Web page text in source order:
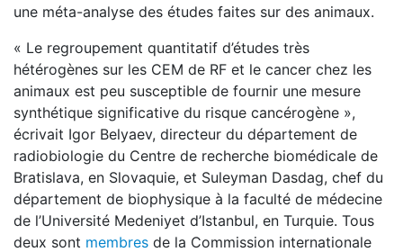
une méta-analyse des études faites sur des animaux.
« Le regroupement quantitatif d’études très
hétérogènes sur les CEM de RF et le cancer chez les
animaux est peu susceptible de fournir une mesure
synthétique significative du risque cancérogène »,
écrivait Igor Belyaev, directeur du département de
radiobiologie du Centre de recherche biomédicale de
Bratislava, en Slovaquie, et Suleyman Dasdag, chef du
département de biophysique à la faculté de médecine
de l’Université Medeniyet d’Istanbul, en Turquie. Tous
deux sont membres de la Commission internationale